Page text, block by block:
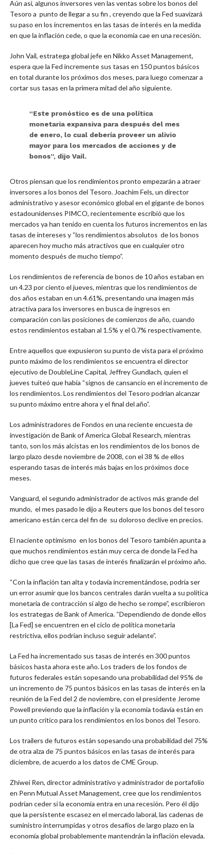
Aún así, algunos inversores ven las ventas sobre los bonos del
Tesoro a punto de llegar a su fin , creyendo que la Fed suavizará
su paso en los incrementos en las tasas de interés en la medida
en que la inflación cede, o que la economía cae en una recesión.
John Vail, estratega global jefe en Nikko Asset Management,
espera que la Fed incremente sus tasas en 150 puntos básicos
en total durante los próximos dos meses, para luego comenzar a
cortar sus tasas en la primera mitad del año siguiente.
“Este pronóstico es de una política
monetaria expansiva para después del mes
de enero, lo cual debería proveer un alivio
mayor para los mercados de acciones y de
bonos”, dijo Vail.
Otros piensan que los rendimientos pronto empezarán a atraer
inversores a los bonos del Tesoro. Joachim Fels, un director
administrativo y asesor económico global en el gigante de bonos
estadounidenses PIMCO, recientemente escribió que los
mercados ya han tenido en cuenta los futuros incrementos en las
tasas de intereses y “los rendimientos absolutos de los bonos
aparecen hoy mucho más atractivos que en cualquier otro
momento después de mucho tiempo”.
Los rendimientos de referencia de bonos de 10 años estaban en
un 4.23 por ciento el jueves, mientras que los rendimientos de
dos años estaban en un 4.61%, presentando una imagen más
atractiva para los inversores en busca de ingresos en
comparación con las posiciones de comienzos de año, cuando
estos rendimientos estaban al 1.5% y el 0.7% respectivamente.
Entre aquellos que expusieron su punto de vista para el próximo
punto máximo de los rendimientos se encuentra el director
ejecutivo de DoubleLine Capital, Jeffrey Gundlach, quien el
jueves tuiteó que había “signos de cansancio en el incremento de
los rendimientos. Los rendimientos del Tesoro podrían alcanzar
su punto máximo entre ahora y el final del año”.
Los administradores de Fondos en una reciente encuesta de
investigación de Bank of America Global Research, mientras
tanto, son los más alcistas en los rendimientos de los bonos de
largo plazo desde noviembre de 2008, con el 38 % de ellos
esperando tasas de interés más bajas en los próximos doce
meses.
Vanguard, el segundo administrador de activos más grande del
mundo, el mes pasado le dijo a Reuters que los bonos del tesoro
americano están cerca del fin de su doloroso declive en precios.
El naciente optimismo en los bonos del Tesoro también apunta a
que muchos rendimientos están muy cerca de donde la Fed ha
dicho que cree que las tasas de interés finalizarán el próximo año.
“Con la inflación tan alta y todavía incrementándose, podría ser
un error asumir que los bancos centrales darán vuelta a su política
monetaria de contracción si algo de hecho se rompe”, escribieron
los estrategas de Bank of America. “Dependiendo de donde ellos
[La Fed] se encuentren en el ciclo de política monetaria
restrictiva, ellos podrían incluso seguir adelante”.
La Fed ha incrementado sus tasas de interés en 300 puntos
básicos hasta ahora este año. Los traders de los fondos de
futuros federales están sopesando una probabilidad del 95% de
un incremento de 75 puntos básicos en las tasas de interés en la
reunión de la Fed del 2 de noviembre, con el presidente Jerome
Powell previendo que la inflación y la economía todavía están en
un punto crítico para los rendimientos en los bonos del Tesoro.
Los trailers de futuros están sopesando una probabilidad del 75%
de otra alza de 75 puntos básicos en las tasas de interés para
diciembre, de acuerdo a los datos de CME Group.
Zhiwei Ren, director administrativo y administrador de portafolio
en Penn Mutual Asset Management, cree que los rendimientos
podrían ceder si la economía entra en una recesión. Pero él dijo
que la persistente escasez en el mercado laboral, las cadenas de
suministro interrumpidas y otros desafíos de largo plazo en la
economía global probablemente mantendrán la inflación elevada.